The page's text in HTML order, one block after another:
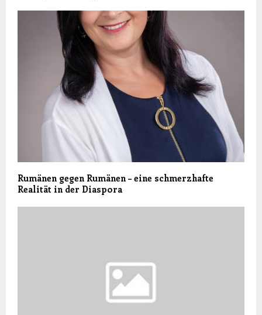
Rumänen gegen Rumänen – eine schmerzhafte
Realität in der Diaspora